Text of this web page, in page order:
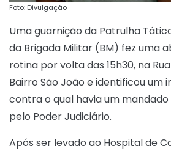
Foto: Divulgação
Uma guarnição da Patrulha
da Brigada Militar (BM) fez uma
rotina por volta das 15h30, na
Bairro São João e identificou um
contra o qual havia um
pelo Poder Judiciário.
Após ser levado ao Hospital de